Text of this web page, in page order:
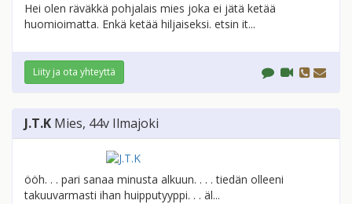
Hei olen räväkkä pohjalais mies joka ei jätä ketää
huomioimatta. Enkä ketää hiljaiseksi. etsin it...
Liity ja ota yhteyttä
J.T.K Mies, 44v Ilmajoki
ööh. . . pari sanaa minusta alkuun. . . . tiedän olleeni
takuuvarmasti ihan huipputyyppi. . . äl...